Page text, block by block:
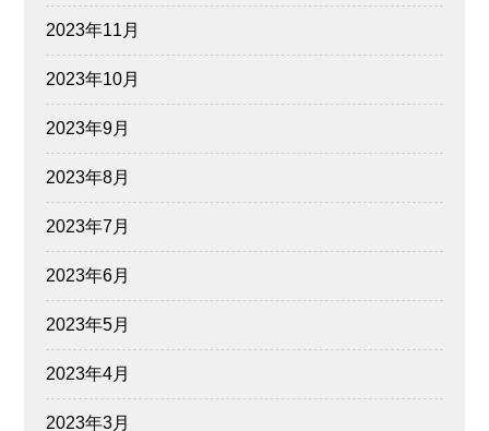
2023年11月
2023年10月
2023年9月
2023年8月
2023年7月
2023年6月
2023年5月
2023年4月
2023年3月